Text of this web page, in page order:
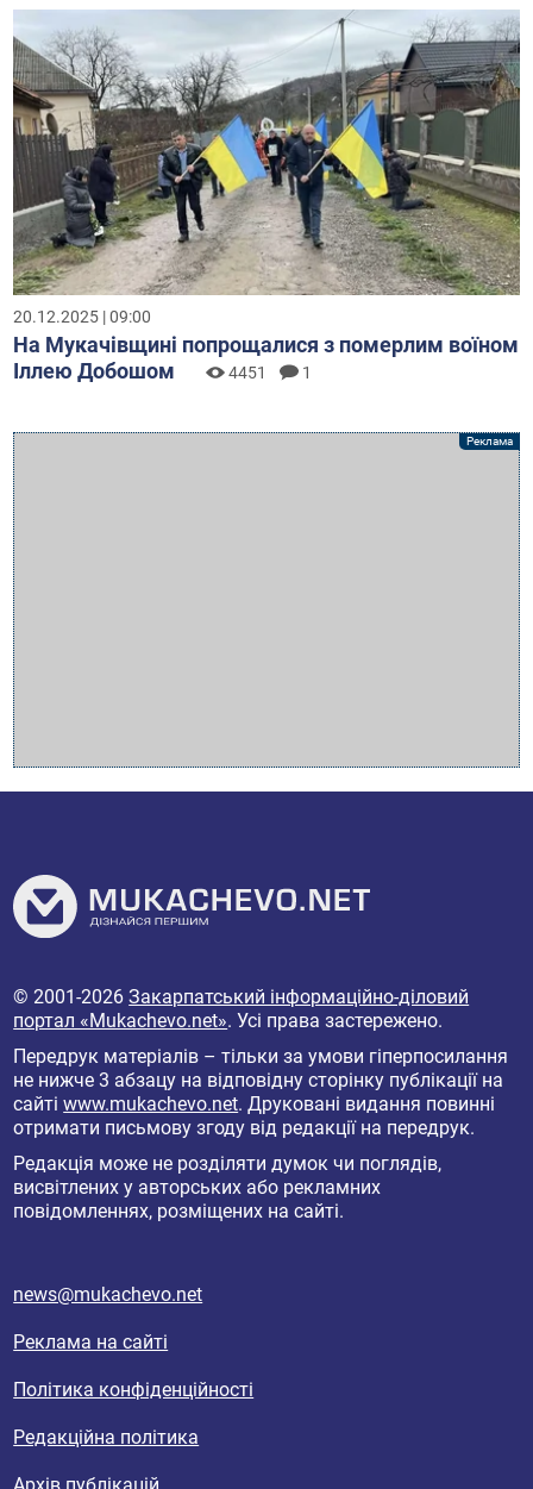
20.12.2025 | 09:00
На Мукачівщині попрощалися з померлим воїном
Іллею Добошом
4451 1
© 2001-2026Закарпатський інформаційно-діловий
портал «Mukachevo.net». Усі права застережено.
Передрук матеріалів – тільки за умови гіперпосилання
не нижче 3 абзацу на відповідну сторінку публікації на
сайтіwww.mukachevo.net. Друковані видання повинні
отримати письмову згоду від редакції на передрук.
Редакція може не розділяти думок чи поглядів,
висвітлених у авторських або рекламних
повідомленнях, розміщених на сайті.
news@mukachevo.net
Реклама на сайті
Політика конфіденційності
Редакційна політика